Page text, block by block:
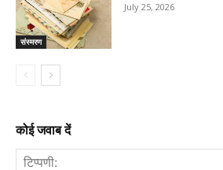
संस्मरण
July 25, 2026
कोई जवाब दें